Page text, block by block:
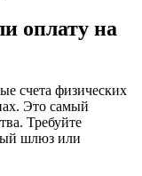
оплату на
счета физических
Это самый
Требуйте
шлюз или